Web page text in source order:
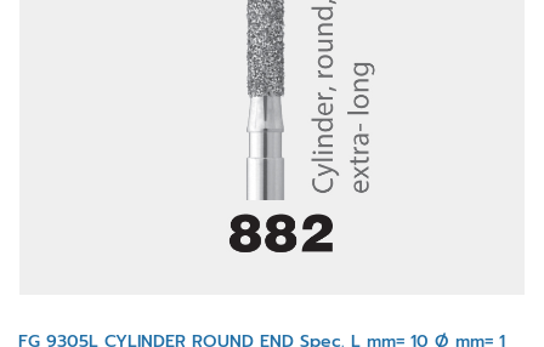
FG 9305L CYLINDER ROUND END Spec. L mm= 10 Ø mm= 1